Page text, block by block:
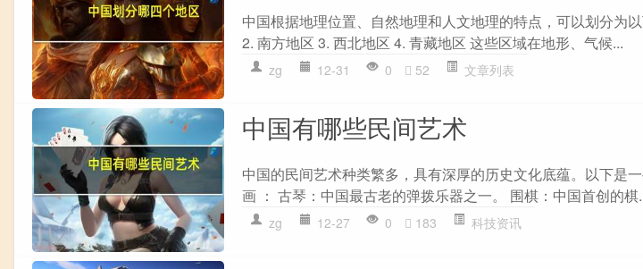
中国根据地理位置、自然地理和人文地理的特点，可以划分为
2. 南方地区 3. 西北地区 4. 青藏地区 这些区域在地形、气候...
zg 12-31 0 52 文章列表
中国有哪些民间艺术
中国的民间艺术种类繁多，具有深厚的历史文化底蕴。以下是
画 ： 古琴：中国最古老的弹拨乐器之一。 围棋：中国首创的棋
zg 12-27 0 183 科技资讯